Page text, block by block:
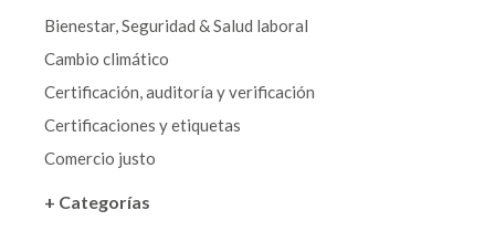
Bienestar, Seguridad & Salud laboral
Cambio climático
Certificación, auditoría y verificación
Certificaciones y etiquetas
Comercio justo
+ Categorías